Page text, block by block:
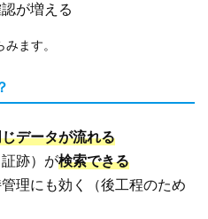
が増える
ます。
データが流れる
跡）が検索できる
理にも効く（後工程のため